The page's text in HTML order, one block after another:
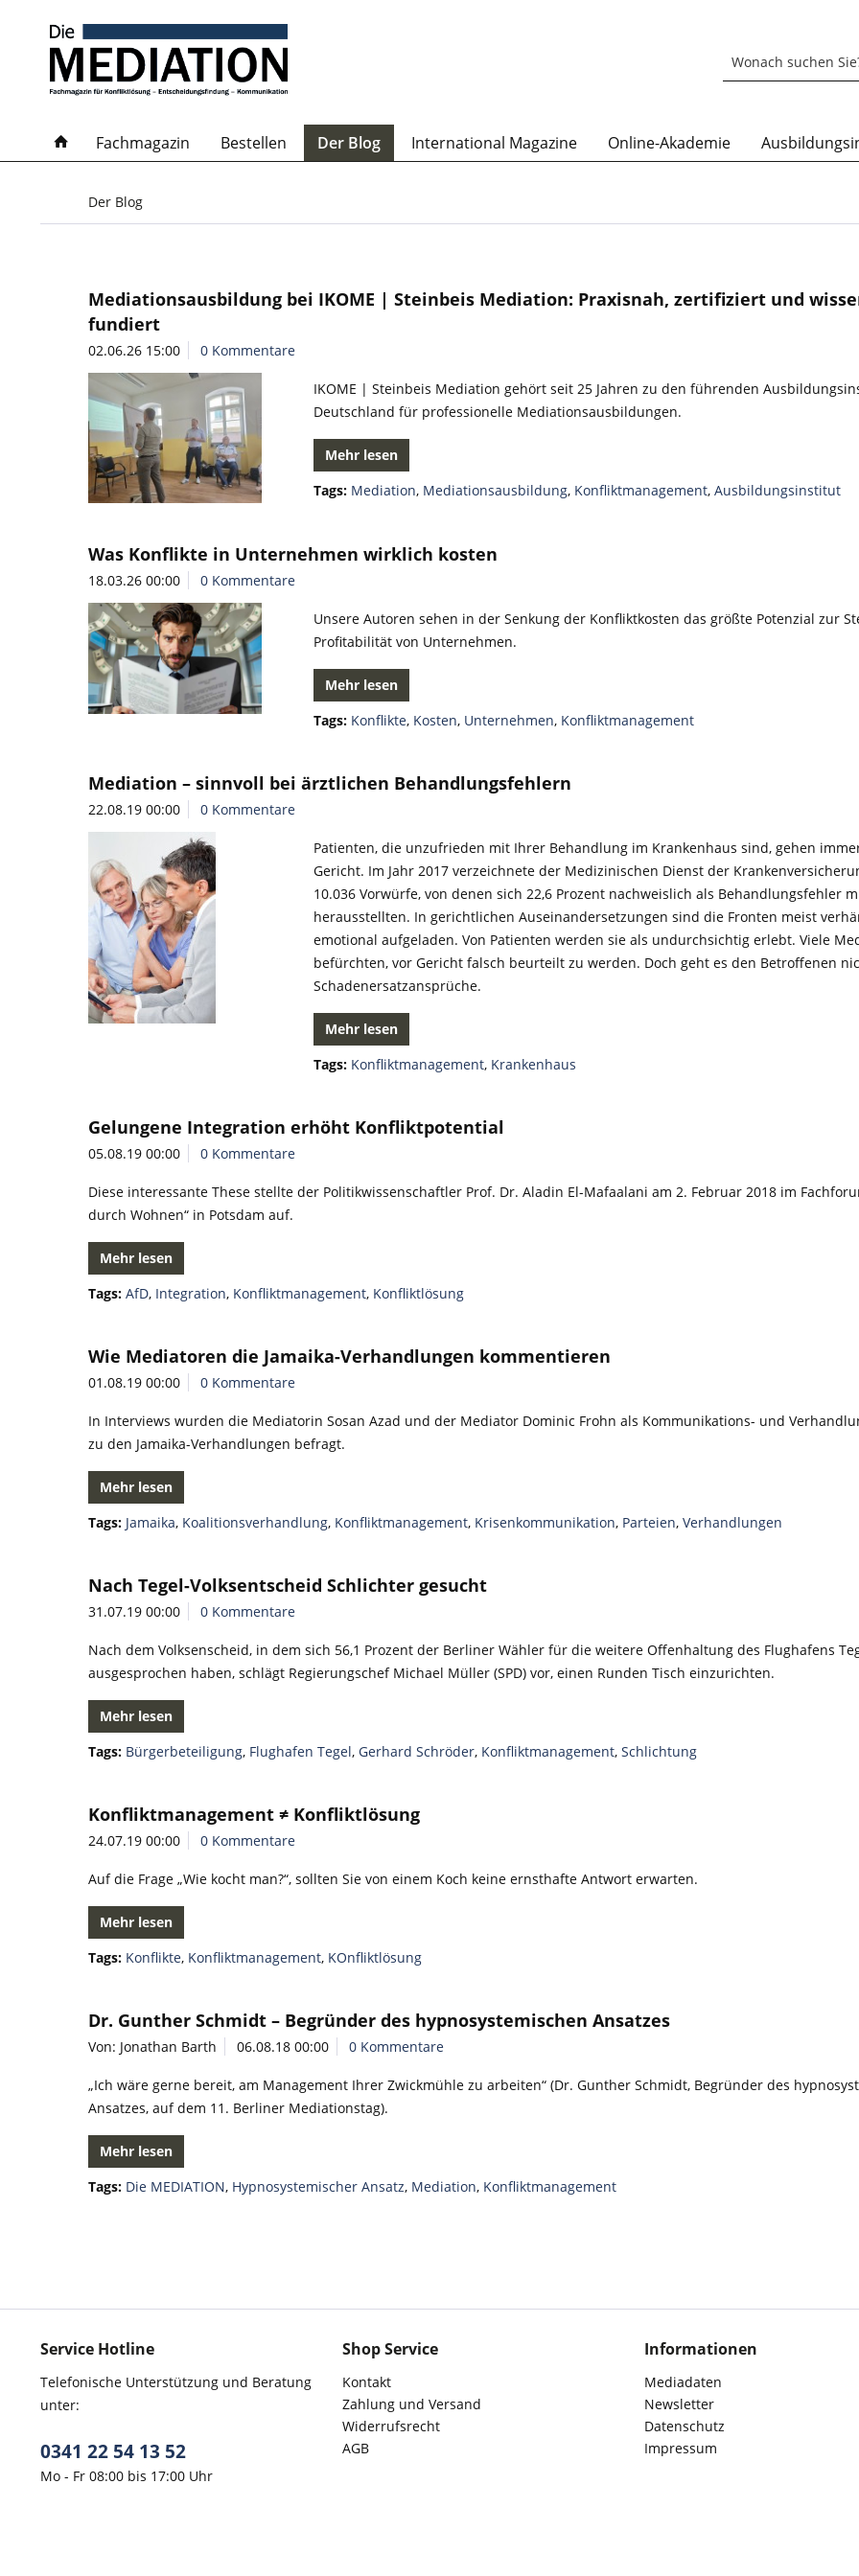
Fachmagazin Bestellen Der Blog International Magazine Online-Akademie
Der Blog
Mediationsausbildung bei IKOME | Steinbeis Mediation: Praxisnah, zertifiziert und
fundiert
02.06.26 15:00 0 Kommentare
IKOME | Steinbeis Mediation gehört seit 25 Jahren zu den führenden
Deutschland für professionelle Mediationsausbildungen.
Mehr lesen
Tags: Mediation, Mediationsausbildung, Konfliktmanagement,Ausbildungsinstitut
Was Konflikte in Unternehmen wirklich kosten
18.03.26 00:00 0 Kommentare
Unsere Autoren sehen in der Senkung der Konfliktkosten das größte Potenzial zur
Profitabilität von Unternehmen.
Mehr lesen
Tags: Konflikte, Kosten, Unternehmen, Konfliktmanagement
Mediation – sinnvoll bei ärztlichen Behandlungsfehlern
22.08.19 00:00 0 Kommentare
Patienten, die unzufrieden mit Ihrer Behandlung im Krankenhaus sind, gehen
Gericht. Im Jahr 2017 verzeichnete der Medizinischen Dienst der
10.036 Vorwürfe, von denen sich 22,6 Prozent nachweislich als Behandlungsfehler
herausstellten. In gerichtlichen Auseinandersetzungen sind die Fronten meist
emotional aufgeladen. Von Patienten werden sie als undurchsichtig erlebt. Viele
befürchten, vor Gericht falsch beurteilt zu werden. Doch geht es den Betroffenen
Schadenersatzansprüche.
Mehr lesen
Tags: Konfliktmanagement, Krankenhaus
Gelungene Integration erhöht Konfliktpotential
05.08.19 00:00 0 Kommentare
Diese interessante These stellte der Politikwissenschaftler Prof. Dr. Aladin El-Mafaalani am 2. Februar 2018 im
durch Wohnen“ in Potsdam auf.
Mehr lesen
Tags: AfD, Integration, Konfliktmanagement, Konfliktlösung
Wie Mediatoren die Jamaika-Verhandlungen kommentieren
01.08.19 00:00 0 Kommentare
In Interviews wurden die Mediatorin Sosan Azad und der Mediator Dominic Frohn als Kommunikations- und
zu den Jamaika-Verhandlungen befragt.
Mehr lesen
Tags: Jamaika, Koalitionsverhandlung, Konfliktmanagement, Krisenkommunikation, Parteien, Verhandlungen
Nach Tegel-Volksentscheid Schlichter gesucht
31.07.19 00:00 0 Kommentare
Nach dem Volksenscheid, in dem sich 56,1 Prozent der Berliner Wähler für die weitere Offenhaltung des Flughafens
ausgesprochen haben, schlägt Regierungschef Michael Müller (SPD) vor, einen Runden Tisch einzurichten.
Mehr lesen
Tags: Bürgerbeteiligung, Flughafen Tegel, Gerhard Schröder, Konfliktmanagement, Schlichtung
Konfliktmanagement ≠ Konfliktlösung
24.07.19 00:00 0 Kommentare
Auf die Frage „Wie kocht man?“, sollten Sie von einem Koch keine ernsthafte Antwort erwarten.
Mehr lesen
Tags: Konflikte, Konfliktmanagement, KOnfliktlösung
Dr. Gunther Schmidt – Begründer des hypnosystemischen Ansatzes
Von: Jonathan Barth 06.08.18 00:00 0 Kommentare
„Ich wäre gerne bereit, am Management Ihrer Zwickmühle zu arbeiten“ (Dr. Gunther Schmidt, Begründer des
Ansatzes, auf dem 11. Berliner Mediationstag).
Mehr lesen
Tags: Die MEDIATION, Hypnosystemischer Ansatz, Mediation, Konfliktmanagement
Service Hotline
Telefonische Unterstützung und Beratung
unter:
0341 22 54 13 52
Mo - Fr 08:00 bis 17:00 Uhr
Shop Service
Kontakt
Zahlung und Versand
Widerrufsrecht
AGB
Informationen
Mediadaten
Newsletter
Datenschutz
Impressum